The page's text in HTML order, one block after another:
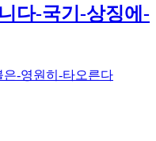
다-국기-상징에-